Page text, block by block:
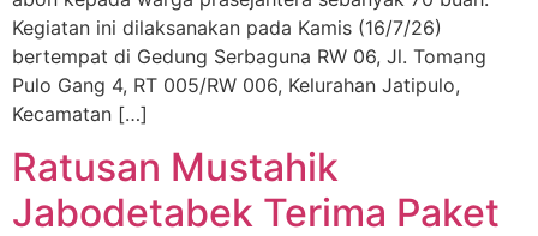
Kegiatan ini dilaksanakan pada Kamis (16/7/26)
bertempat di Gedung Serbaguna RW 06, Jl. Tomang
Pulo Gang 4, RT 005/RW 006, Kelurahan Jatipulo,
Kecamatan […]
Ratusan Mustahik
Jabodetabek Terima Paket